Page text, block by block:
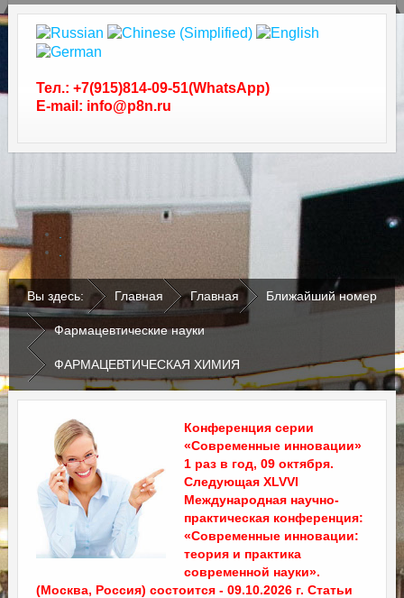
Тел.: +7(915)814-09-51(WhatsApp)
E-mail: info@p8n.ru
Вы здесь: Главная Главная Ближайший номер
Фармацевтические науки
ФАРМАЦЕВТИЧЕСКАЯ ХИМИЯ
Конференция серии
«Современные инновации»
1 раз в год, 09 октября.
Следующая XLVVI
Международная научно-
практическая конференция:
«Современные инновации:
теория и практика
современной науки».
(Москва, Россия) состоится - 09.10.2026 г. Статьи